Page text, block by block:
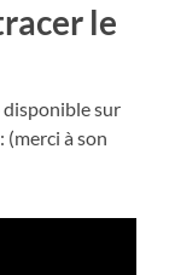
le
disponible sur
à son